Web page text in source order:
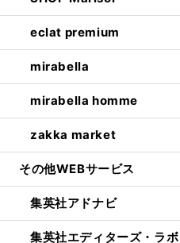
eclat premium
mirabella
mirabella homme
zakka market
その他WEBサービス
集英社アドナビ
集英社エディターズ・ラボ